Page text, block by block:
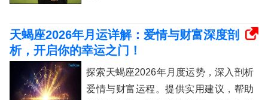
天蝎座2026年月运详解：爱情与财富深度剖
析，开启你的幸运之门！
探索天蝎座2026年月度运势，深入剖析
爱情与财富运程。提供实用建议，帮助